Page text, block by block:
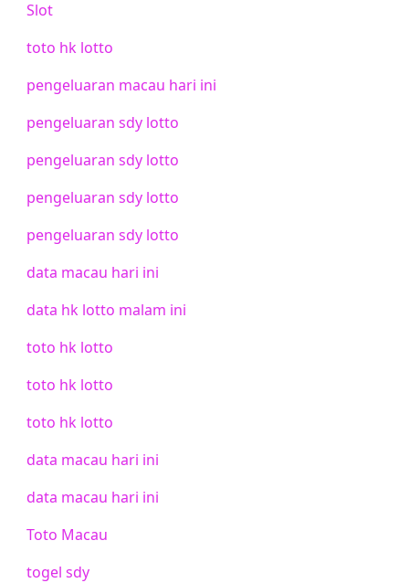
Slot
toto hk lotto
pengeluaran macau hari ini
pengeluaran sdy lotto
pengeluaran sdy lotto
pengeluaran sdy lotto
pengeluaran sdy lotto
data macau hari ini
data hk lotto malam ini
toto hk lotto
toto hk lotto
toto hk lotto
data macau hari ini
data macau hari ini
Toto Macau
togel sdy